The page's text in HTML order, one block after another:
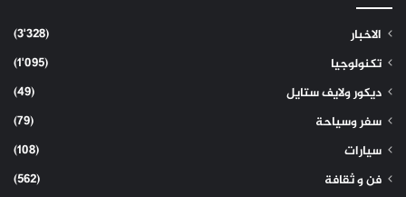
الاخبار
(3٬328)
تكنولوجيا
(1٬095)
ديكور ولايف ستايل
(49)
سفر وسياحة
(79)
سيارات
(108)
فن و ثقافة
(562)